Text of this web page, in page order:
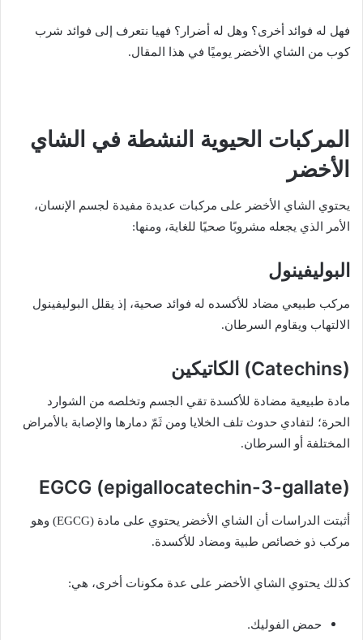
فهل له فوائد أخرى؟ وهل له أضرار؟ فهيا نتعرف إلى فوائد شرب
كوب من الشاي الأخضر يوميًا في هذا المقال.
المركبات الحيوية النشطة في الشاي
الأخضر
يحتوي الشاي الأخضر على مركبات عديدة مفيدة لجسم الإنسان،
الأمر الذي يجعله مشروبًا صحيًا للغاية، ومنها:
البوليفينول
مركب طبيعي مضاد للأكسده له فوائد صحية، إذ يقلل البوليفينول
الالتهاب ويقاوم السرطان.
(Catechins) الكاتيكين
مادة طبيعية مضادة للأكسدة تقي الجسم وتخلصه من الشوارد
الحرة؛ لتفادي حدوث تلف الخلايا ومن ثَمّ دمارها والإصابة بالأمراض
المختلفة أو السرطان.
EGCG (epigallocatechin-3-gallate)
أثبتت الدراسات أن الشاي الأخضر يحتوي على مادة (EGCG) وهو
مركب ذو خصائص طبية ومضاد للأكسدة.
كذلك يحتوي الشاي الأخضر على عدة مكونات أخرى، هي:
حمض الفوليك.